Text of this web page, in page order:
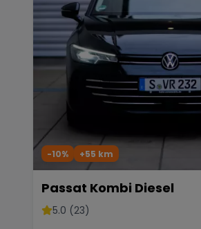
-10% +55 km
Passat Kombi Diesel
5.0 (23)